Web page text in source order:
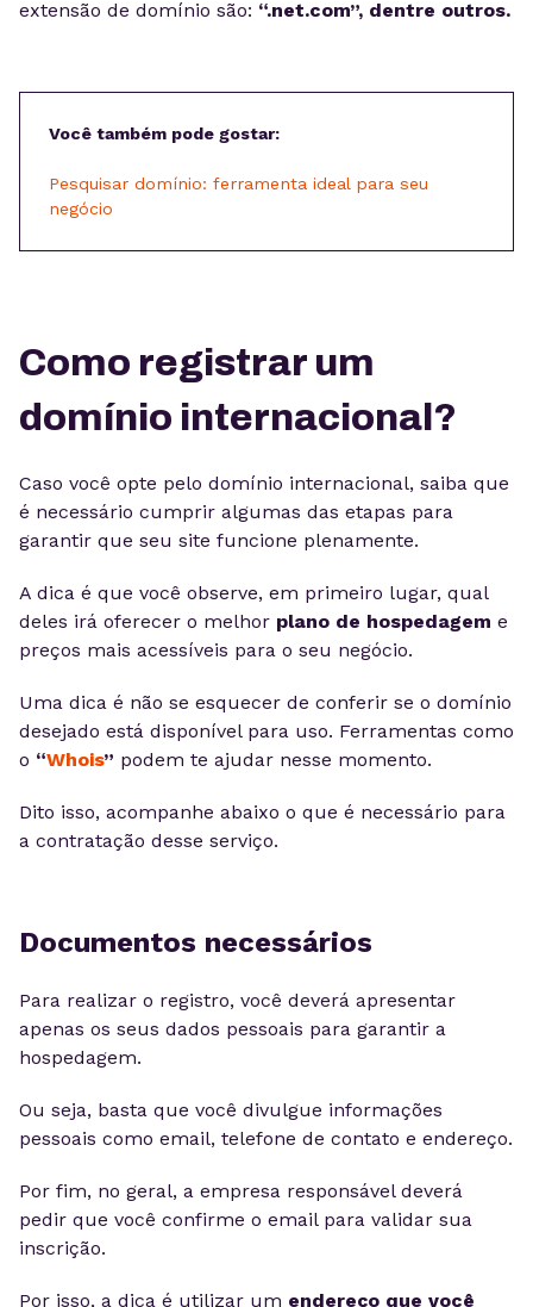
extensão de domínio são: “.net.com”, dentre outros.
Você também pode gostar:
Pesquisar domínio: ferramenta ideal para seu
negócio
Como registrar um
domínio internacional?
Caso você opte pelo domínio internacional, saiba que
é necessário cumprir algumas das etapas para
garantir que seu site funcione plenamente.
A dica é que você observe, em primeiro lugar, qual
deles irá oferecer o melhor plano de hospedagem e
preços mais acessíveis para o seu negócio.
Uma dica é não se esquecer de conferir se o domínio
desejado está disponível para uso. Ferramentas como
o “Whois” podem te ajudar nesse momento.
Dito isso, acompanhe abaixo o que é necessário para
a contratação desse serviço.
Documentos necessários
Para realizar o registro, você deverá apresentar
apenas os seus dados pessoais para garantir a
hospedagem.
Ou seja, basta que você divulgue informações
pessoais como email, telefone de contato e endereço.
Por fim, no geral, a empresa responsável deverá
pedir que você confirme o email para validar sua
inscrição.
Por isso, a dica é utilizar um endereço que você